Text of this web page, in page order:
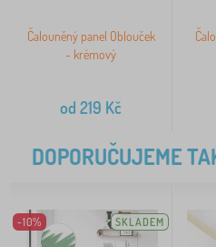
Čalouněný panel Oblouček
- krémový
od 219 Kč
DOPORUČUJEME
-10% SKLADEM